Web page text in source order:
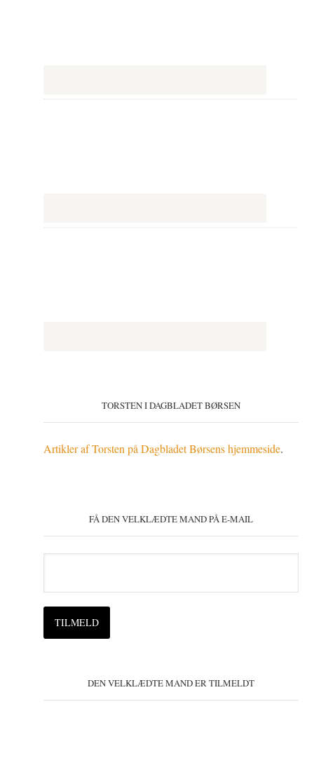
TORSTEN I DAGBLADET BØRSEN
Artikler af Torsten på Dagbladet Børsens hjemmeside.
FÅ DEN VELKLÆDTE MAND PÅ E-MAIL
DEN VELKLÆDTE MAND ER TILMELDT